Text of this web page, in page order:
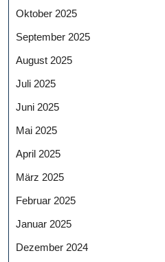
Oktober 2025
September 2025
August 2025
Juli 2025
Juni 2025
Mai 2025
April 2025
März 2025
Februar 2025
Januar 2025
Dezember 2024